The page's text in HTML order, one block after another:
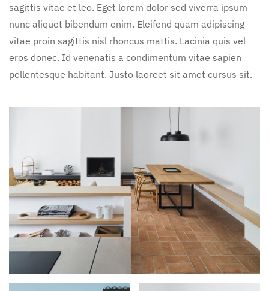
sagittis vitae et leo. Eget lorem dolor sed viverra ipsum
nunc aliquet bibendum enim. Eleifend quam adipiscing
vitae proin sagittis nisl rhoncus mattis. Lacinia quis vel
eros donec. Id venenatis a condimentum vitae sapien
pellentesque habitant. Justo laoreet sit amet cursus sit.